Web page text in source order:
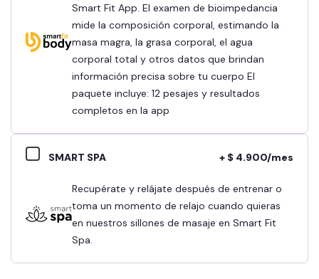
Smart Fit App. El examen de bioimpedancia
mide la composición corporal, estimando la
masa magra, la grasa corporal, el agua
corporal total y otros datos que brindan
información precisa sobre tu cuerpo El
paquete incluye: 12 pesajes y resultados
completos en la app
SMART SPA + $ 4.900/mes
Recupérate y relájate después de entrenar o
toma un momento de relajo cuando quieras
en nuestros sillones de masaje en Smart Fit
Spa.